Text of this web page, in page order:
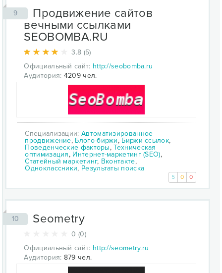
9
Продвижение сайтов
вечными ссылками
SEOBOMBA.RU
3.8 (5)
Официальный сайт: http://seobomba.ru
Аудитория: 4209 чел.
Специализации: Автоматизированное
продвижение, Блого-биржи, Биржи ссылок,
Поведенческие факторы,Техническая
оптимизация, Интернет-маркетинг (SEO),
Статейный маркетинг, Вконтакте,
Одноклассники, Результаты поиска
5 0 0
10 Seometry
0 (0)
Официальный сайт: http://seometry.ru
Аудитория: 879 чел.